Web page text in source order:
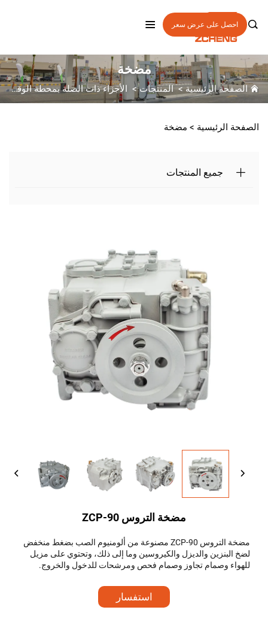
 احصل على عرض سعر
مضخة
الصفحة الرئيسية>المنتجات> الأجزاء ذات الصلة بمحطة الوقود
الصفحة الرئيسية > مضخة
جميع المنتجات
مضخة التروس ZCP-90
مضخة التروس ZCP-90 مصنوعة من ألومنيوم الصب بضغط منخفض
لضخ البنزين والديزل والكيروسين وما إلى ذلك، وتحتوي على مزيل
للهواء وصمام تجاوز وصمام فحص ومرشحات للدخول والخروج.
استفسار